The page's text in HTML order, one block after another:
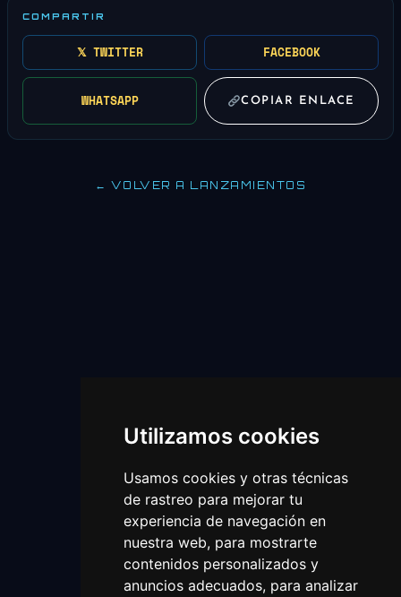
Utilizamos cookies
Usamos cookies y otras técnicas
de rastreo para mejorar tu
experiencia de navegación en
nuestra web, para mostrarte
contenidos personalizados y
anuncios adecuados, para analizar
COMPARTIR
𝕏 TWITTER FACEBOOK
WHATSAPP COPIAR ENLACE
← VOLVER A LANZAMIENTOS